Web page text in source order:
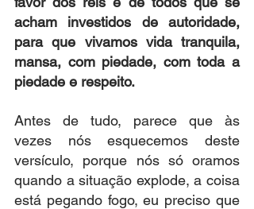
acham investidos de autoridade,
para que vivamos vida tranquila,
mansa, com piedade, com toda a
piedade e respeito.
Antes de tudo, parece que às
vezes nós esquecemos deste
versículo, porque nós só oramos
quando a situação explode, a coisa
está pegando fogo, eu preciso que